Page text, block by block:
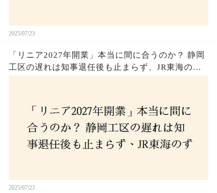
2025/07/23
「リニア2027年開業」本当に間に合うのか？ 静岡
工区の遅れは知事退任後も止まらず、JR東海のず
2025/07/23